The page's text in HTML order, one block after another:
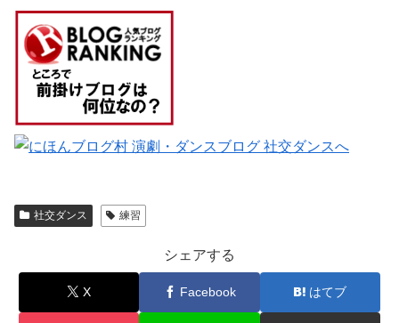
社交ダンス 練習
シェアする
X Facebook はてブ